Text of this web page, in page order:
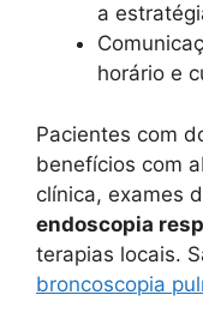
a
horário e
Pacientes com
benefícios com
clínica, exames
endoscopia
terapias locais.
broncoscopia